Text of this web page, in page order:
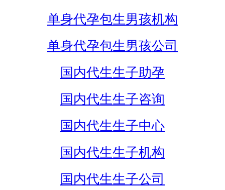
单身代孕包生男孩机构
单身代孕包生男孩公司
国内代生生子助孕
国内代生生子咨询
国内代生生子中心
国内代生生子机构
国内代生生子公司